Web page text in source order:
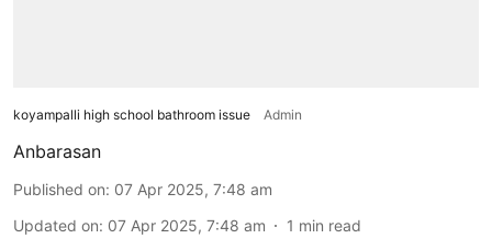
koyampalli high school bathroom issue Admin
Anbarasan
Published on: 07 Apr 2025, 7:48 am
Updated on: 07 Apr 2025, 7:48 am 1 min read